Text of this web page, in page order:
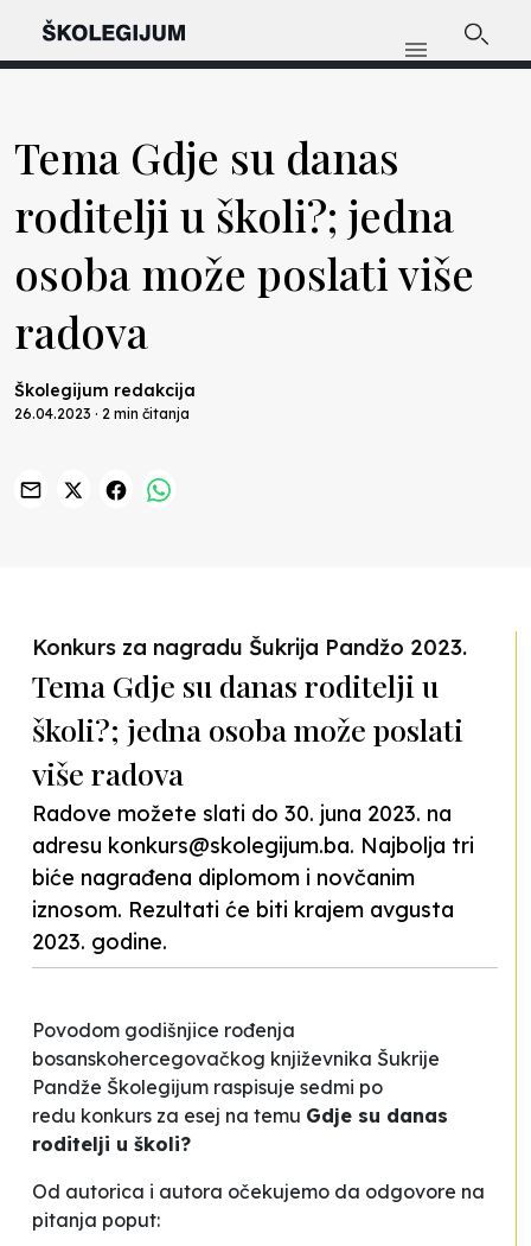
Tema Gdje su danas
roditelji u školi?; jedna
osoba može poslati više
radova
Školegijum redakcija
26.04.2023 · 2 min čitanja
Konkurs za nagradu Šukrija Pandžo 2023.
Tema Gdje su danas roditelji u
školi?; jedna osoba može poslati
više radova
Radove možete slati do 30. juna 2023. na
adresu konkurs@skolegijum.ba. Najbolja tri
biće nagrađena diplomom i novčanim
iznosom. Rezultati će biti krajem avgusta
2023. godine.
Povodom godišnjice rođenja
bosanskohercegovačkog književnika Šukrije
Pandže Školegijum raspisuje sedmi po
redu konkurs za esej na temu Gdje su danas
roditelji u školi?
Od autorica i autora očekujemo da odgovore na
pitanja poput: